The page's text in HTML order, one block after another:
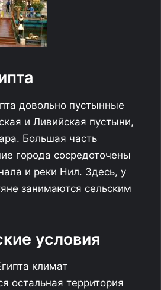
довольно пустынные
и Ливийская пустыни,
Большая часть
города сосредоточены
и реки Нил. Здесь, у
занимаются сельским
условия
климат
остальная территория